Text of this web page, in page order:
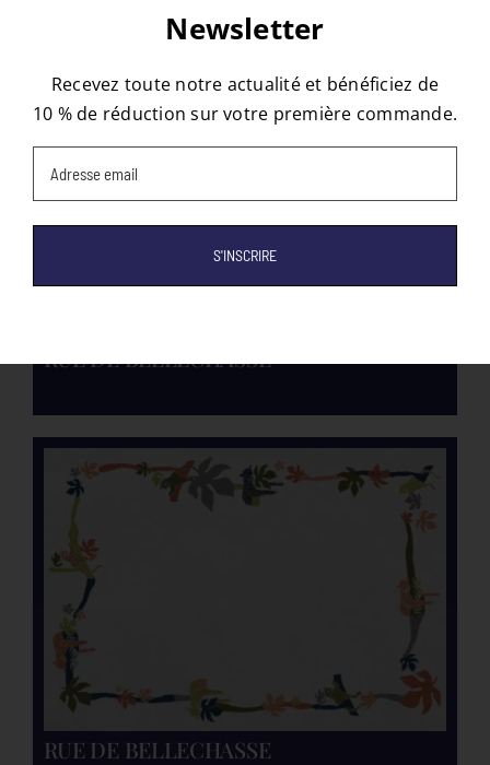
RUE DE BELLECHASSE
RUE DE BELLECHASSE
Newsletter
Recevez toute notre actualité et bénéficiez de
10 % de réduction sur votre première commande.